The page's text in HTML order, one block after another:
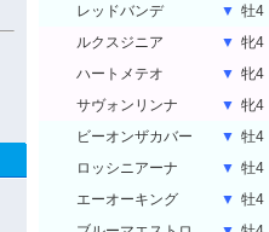
レッドバンデ
▼ 牡4
ルクスジニア
▼ 牝4
ハートメテオ
▼ 牝4
サヴォンリンナ
▼ 牝4
ビーオンザカバー
▼ 牡4
ロッシニアーナ
▼ 牡4
エーオーキング
▼ 牡4